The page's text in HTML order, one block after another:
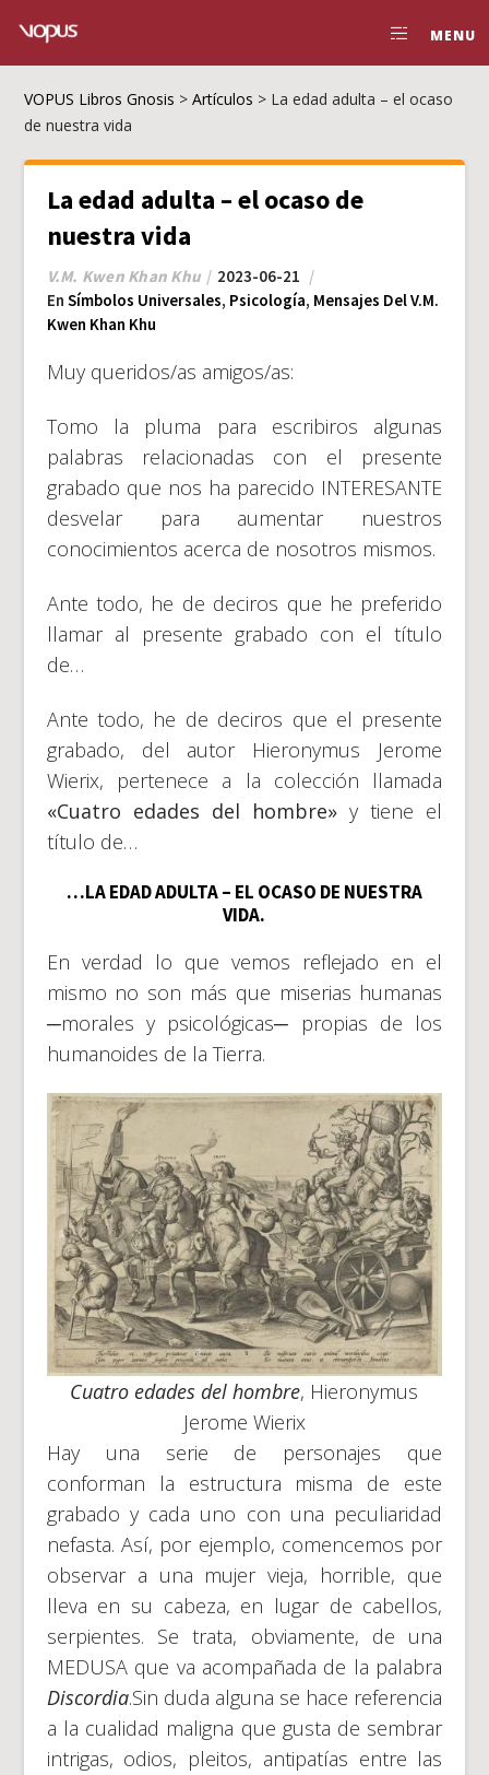
MENU
VOPUS Libros Gnosis >Artículos > La edad adulta – el ocaso
de nuestra vida
La edad adulta – el ocaso de
nuestra vida
V.M. Kwen Khan Khu
2023-06-21
En Símbolos Universales, Psicología, Mensajes Del V.M.
Kwen Khan Khu
Muy queridos/as amigos/as:
Tomo la pluma para escribiros algunas
palabras relacionadas con el presente
grabado que nos ha parecido INTERESANTE
desvelar para aumentar nuestros
conocimientos acerca de nosotros mismos.
Ante todo, he de deciros que he preferido
llamar al presente grabado con el título
de…
Ante todo, he de deciros que el presente
grabado, del autor Hieronymus Jerome
Wierix, pertenece a la colección llamada
«Cuatro edades del hombre» y tiene el
título de…
…LA EDAD ADULTA – EL OCASO DE NUESTRA
VIDA.
En verdad lo que vemos reflejado en el
mismo no son más que miserias humanas
─morales y psicológicas─ propias de los
humanoides de la Tierra.
Cuatro edades del hombre, Hieronymus
Jerome Wierix
Hay una serie de personajes que
conforman la estructura misma de este
grabado y cada uno con una peculiaridad
nefasta. Así, por ejemplo, comencemos por
observar a una mujer vieja, horrible, que
lleva en su cabeza, en lugar de cabellos,
serpientes. Se trata, obviamente, de una
MEDUSA que va acompañada de la palabra
Discordia.Sin duda alguna se hace referencia
a la cualidad maligna que gusta de sembrar
intrigas, odios, pleitos, antipatías entre las